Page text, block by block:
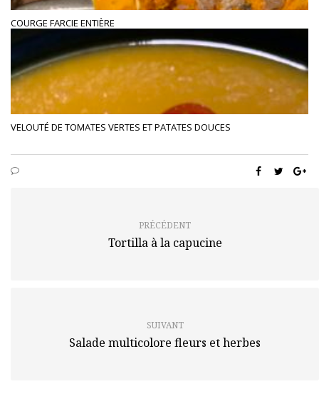
COURGE FARCIE ENTIÈRE
VELOUTÉ DE TOMATES VERTES ET PATATES DOUCES
PRÉCÉDENT
Tortilla à la capucine
SUIVANT
Salade multicolore fleurs et herbes